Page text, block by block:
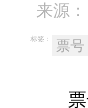
来源
标签： 票号
票号